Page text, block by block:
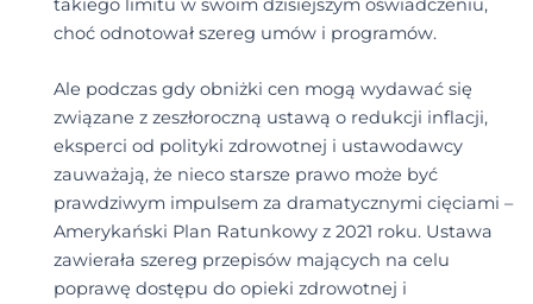
takiego limitu w swoim dzisiejszym oświadczeniu,
choć odnotował szereg umów i programów.
Ale podczas gdy obniżki cen mogą wydawać się
związane z zeszłoroczną ustawą o redukcji inflacji,
eksperci od polityki zdrowotnej i ustawodawcy
zauważają, że nieco starsze prawo może być
prawdziwym impulsem za dramatycznymi cięciami –
Amerykański Plan Ratunkowy z 2021 roku. Ustawa
zawierała szereg przepisów mających na celu
poprawę dostępu do opieki zdrowotnej i